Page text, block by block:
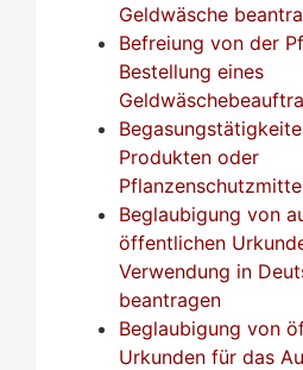
Geldwäsche
Befreiung von der
Bestellung eines
Produkten oder
Beglaubigung von
öffentlichen
Verwendung in
beantragen
Beglaubigung von
Urkunden für das